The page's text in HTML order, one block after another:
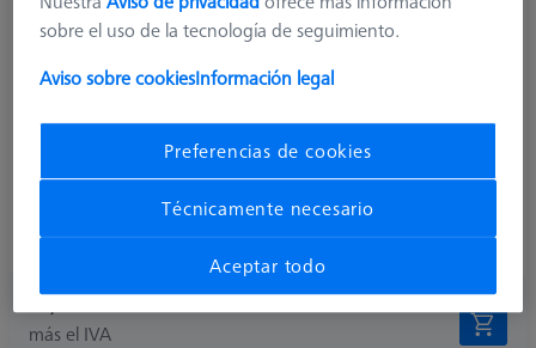
Product Type
Position
Shaft Material
Steel
M5
Ø Shaft (DS)
8,0 mm
Connect
Weight
6,0 g
44,40 €
más el IVA
sobre el uso de la tecnología de seguimiento.
Aviso sobre cookiesInformación legal
Preferencias de cookies
Técnicamente necesario
Aceptar todo